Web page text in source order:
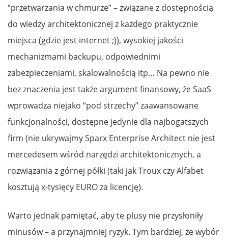
“przetwarzania w chmurze” – związane z dostępnością
do wiedzy architektonicznej z każdego praktycznie
miejsca (gdzie jest internet ;)), wysokiej jakości
mechanizmami backupu, odpowiednimi
zabezpieczeniami, skalowalnością itp… Na pewno nie
bez znaczenia jest także argument finansowy, że SaaS
wprowadza niejako “pod strzechy” zaawansowane
funkcjonalności, dostępne jedynie dla najbogatszych
firm (nie ukrywajmy Sparx Enterprise Architect nie jest
mercedesem wśród narzędzi architektonicznych, a
rozwiązania z górnej półki (taki jak Troux czy Alfabet
kosztują x-tysięcy EURO za licencję).
Warto jednak pamiętać, aby te plusy nie przysłoniły
minusów – a przynajmniej ryzyk. Tym bardziej, że wybór